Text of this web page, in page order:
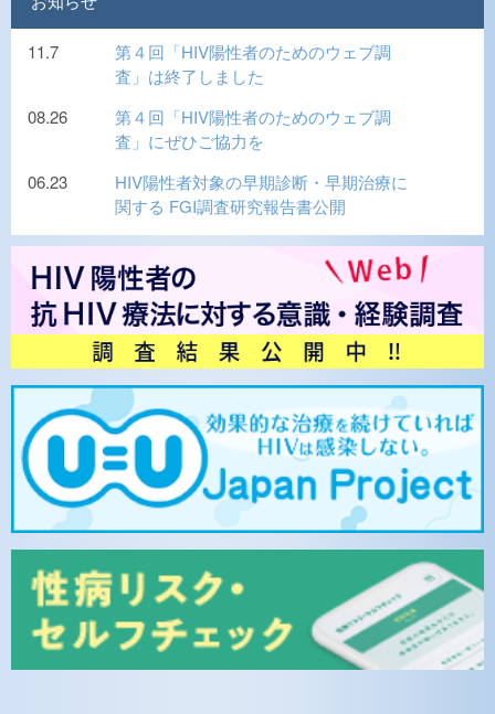
11.7
第４回「HIV陽性者のためのウェブ調
査」は終了しました
08.26
第４回「HIV陽性者のためのウェブ調
査」にぜひご協力を
06.23
HIV陽性者対象の早期診断・早期治療に
関する FGI調査研究報告書公開